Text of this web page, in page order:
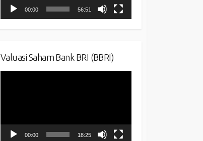
00:00 56:51
Valuasi Saham Bank BRI (BBRI)
00:00 18:25